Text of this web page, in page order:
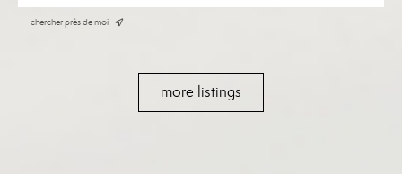
chercher près de moi
more listings